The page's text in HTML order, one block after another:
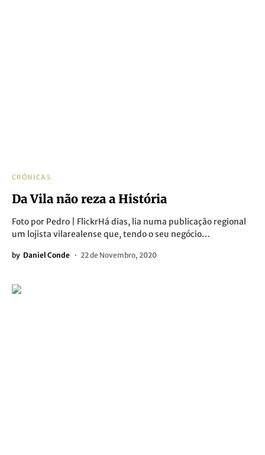
CRÓNICAS
Da Vila não reza a História
Foto por Pedro | FlickrHá dias, lia numa publicação regional
um lojista vilarealense que, tendo o seu negócio…
by Daniel Conde 22 de Novembro, 2020